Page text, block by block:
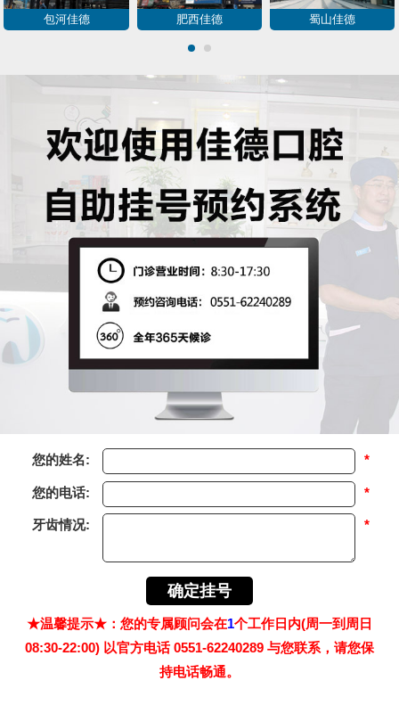
包河佳德 肥西佳德 蜀山佳德
您的姓名: *
您的电话: *
牙齿情况: *
★温馨提示★：您的专属顾问会在1个工作日内(周一到周日
08:30-22:00) 以官方电话 0551-62240289 与您联系，请您保
持电话畅通。